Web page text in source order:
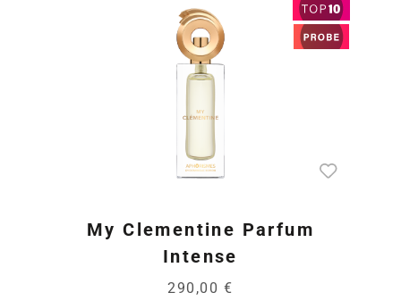
My Clementine Parfum
Intense
290,00 €